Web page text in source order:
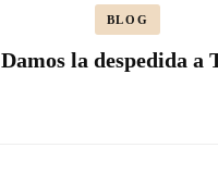
BLOG
Damos la despedida a